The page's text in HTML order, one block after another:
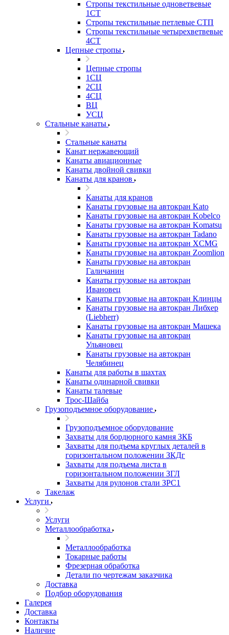
Стропы текстильные одноветвевые
1СТ
Стропы текстильные петлевые СТП
Стропы текстильные четырехветвевые
4СТ
Цепные стропы
Цепные стропы
1СЦ
2СЦ
4СЦ
ВЦ
УСЦ
Стальные канаты
Стальные канаты
Канат нержавеющий
Канаты авиационные
Канаты двойной свивки
Канаты для кранов
Канаты для кранов
Канаты грузовые на автокран Kato
Канаты грузовые на автокран Kobelco
Канаты грузовые на автокран Komatsu
Канаты грузовые на автокран Tadano
Канаты грузовые на автокран XCMG
Канаты грузовые на автокран Zoomlion
Канаты грузовые на автокран
Галичанин
Канаты грузовые на автокран
Ивановец
Канаты грузовые на автокран Клинцы
Канаты грузовые на автокран Либхер
(Liebherr)
Канаты грузовые на автокран Машека
Канаты грузовые на автокран
Ульяновец
Канаты грузовые на автокран
Челябинец
Канаты для работы в шахтах
Канаты одинарной свивки
Канаты талевые
Трос-Шайба
Грузоподъемное оборудование
Грузоподъемное оборудование
Захваты для бордюрного камня ЗКБ
Захваты для подъема круглых деталей в
горизонтальном положении ЗКДг
Захваты для подъема листа в
горизонтальном положении ЗГЛ
Захваты для рулонов стали ЗРС1
Такелаж
Услуги
Услуги
Металлообработка
Металлообработка
Токарные работы
Фрезерная обработка
Детали по чертежам заказчика
Доставка
Подбор оборудования
Галерея
Доставка
Контакты
Наличие